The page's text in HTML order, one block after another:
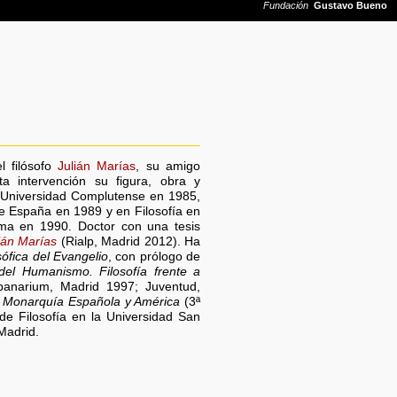
filósofoJulián Marías , su amigo
intervención su figura, obra y
Complutense en 1985,
España en 1989 y en Filosofía en
en 1990. Doctor con una tesis
Marías (Rialp, Madrid 2012). Ha
del Evangelio, con prólogo de
Humanismo. Filosofía frente a
Madrid 1997; Juventud,
Española y América (3ª
Filosofía en la Universidad San